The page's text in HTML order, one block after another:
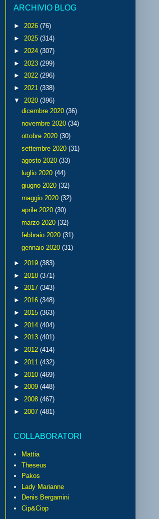
ARCHIVIO BLOG
► 2026 (76)
► 2025 (314)
► 2024 (307)
► 2023 (299)
► 2022 (296)
► 2021 (338)
▼ 2020 (396)
dicembre 2020 (36)
novembre 2020 (34)
ottobre 2020 (30)
settembre 2020 (31)
agosto 2020 (33)
luglio 2020 (44)
giugno 2020 (32)
maggio 2020 (32)
aprile 2020 (30)
marzo 2020 (32)
febbraio 2020 (31)
gennaio 2020 (31)
► 2019 (383)
► 2018 (371)
► 2017 (343)
► 2016 (348)
► 2015 (363)
► 2014 (404)
► 2013 (401)
► 2012 (414)
► 2011 (432)
► 2010 (469)
► 2009 (448)
► 2008 (467)
► 2007 (481)
COLLABORATORI
Mattia
Theseus
Pakos
Lady Marianne
Denis Bergamini
Cip&Ciop